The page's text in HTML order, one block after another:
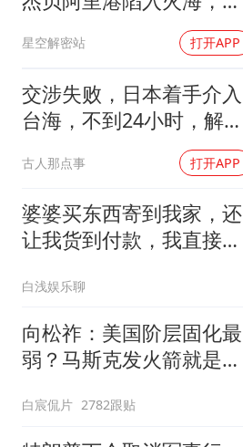
军弹药库告急让中东盟友
彻底心寒
星空解密站 打开APP
交涉失败，日本着手介入
台海，不到24小时，解放
古人那点事 打开APP
婆婆买东西寄到我家，还
让我货到付款，我直接拒
间气疯
白浅娱乐聊
向松祚：美国阶层固化最
弱？马斯克发火箭就是答
白宸侃片 2782跟贴